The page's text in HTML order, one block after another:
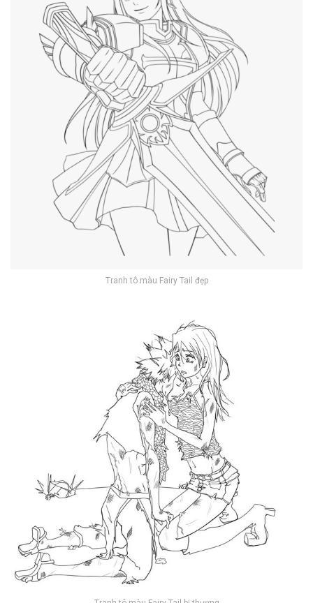
Tranh tô màu Fairy Tail đẹp